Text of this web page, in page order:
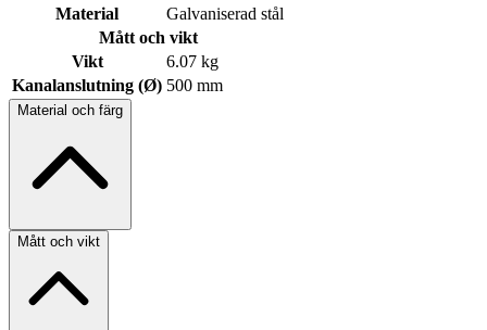
Material
Galvaniserad stål
Mått och vikt
Vikt
6.07 kg
Kanalanslutning (Ø) 500 mm
Material och färg
Mått och vikt